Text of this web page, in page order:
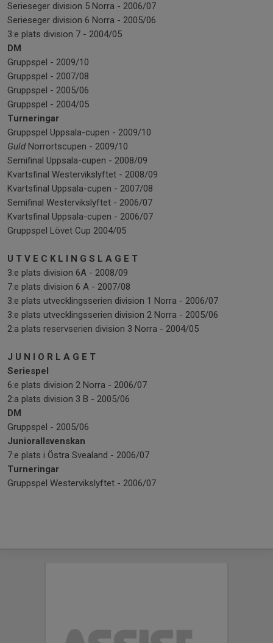
Serieseger division 5 Norra - 2006/07
Serieseger division 6 Norra - 2005/06
3:e plats division 7 - 2004/05
DM
Gruppspel - 2009/10
Gruppspel - 2007/08
Gruppspel - 2005/06
Gruppspel - 2004/05
Turneringar
Gruppspel Uppsala-cupen - 2009/10
GuldNorrortscupen - 2009/10
Semifinal Uppsala-cupen - 2008/09
Kvartsfinal Westervikslyftet - 2008/09
Kvartsfinal Uppsala-cupen - 2007/08
Semifinal Westervikslyftet - 2006/07
Kvartsfinal Uppsala-cupen - 2006/07
Gruppspel Lövet Cup 2004/05
U T V E C K L I N G S L A G E T
3:e plats division 6A - 2008/09
7:e plats division 6 A - 2007/08
3:e plats utvecklingsserien division 1 Norra - 2006/07
3:e plats utvecklingsserien division 2 Norra - 2005/06
2:a plats reservserien division 3 Norra - 2004/05
J U N I O R L A G E T
Seriespel
6:e plats division 2 Norra - 2006/07
2:a plats division 3 B - 2005/06
DM
Gruppspel - 2005/06
Juniorallsvenskan
7:e plats i Östra Svealand - 2006/07
Turneringar
Gruppspel Westervikslyftet - 2006/07